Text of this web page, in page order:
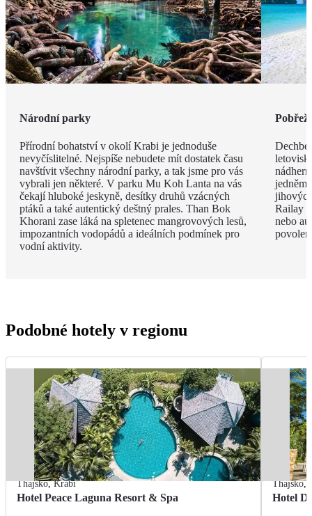
Národní parky
Přírodní bohatství v okolí Krabi je jednoduše
nevyčíslitelné. Nejspíše nebudete mít dostatek času
navštívit všechny národní parky, a tak jsme pro vás
vybrali jen některé. V parku Mu Koh Lanta na vás
čekají hluboké jeskyně, desítky druhů vzácných
ptáků a také autentický deštný prales. Than Bok
Khorani zase láká na spletenec mangrovových lesů,
impozantních vodopádů a ideálních podmínek pro
vodní aktivity.
Pobřeží
jedněm
Railay
nebo
Podobné hotely v regionu
Thajsko,Krabi
Hotel Peace Laguna Resort & Spa
Thajsko,
Hotel